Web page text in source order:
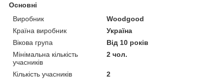
Основні
Виробник
Woodgood
Країна виробник
Україна
Вікова група
Від 10 років
Мінімальна кількість
учасників
2 чол.
Кількість учасників
2